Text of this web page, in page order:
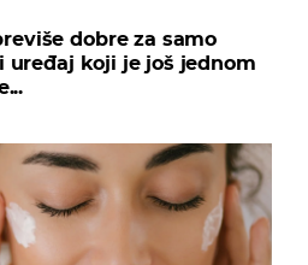
dobre za samo
uređaj koji je još jednom